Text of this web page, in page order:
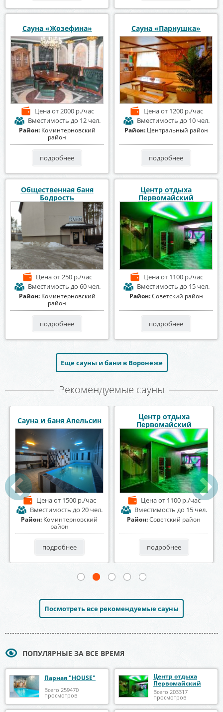
Сауна «Жозефина»
Ценаот 2000 р./час
Вместимость до 12 чел.
Район: Коминтерновский
район
подробнее
Сауна «Парнушка»
Ценаот 1200 р./час
Вместимость до 10 чел.
Район: Центральный район
подробнее
Общественная баня
Бодрость
Ценаот 250 р./час
Вместимость до 60 чел.
Район: Коминтерновский
район
подробнее
Центр отдыха
Первомайский
Ценаот 1100 р./час
Вместимость до 15 чел.
Район:Советский район
подробнее
Еще сауны и бани в Воронеже
Рекомендуемые сауны
Сауна «Foxy» Фокси
Ценаот 1200 р./час
Вместимость до 10 чел.
Район: Коминтерновский
район
подробнее
Баня на Алексеевского
Ценаот 1400 р./час
Вместимостьдо 7 чел.
Район:Центральный район
подробнее
Посмотреть все рекомендуемые сауны
ПОПУЛЯРНЫЕ ЗА ВСЕ ВРЕМЯ
Парная "HOUSE"
Всего 259470
просмотров
Центр отдыха
Первомайский
Всего 203317
просмотров